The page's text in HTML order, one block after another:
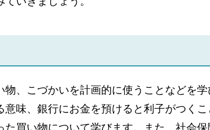
、こづかいを計画的に使うことなどを
味、銀行にお金を預けると利子がつく
買い物について学びます。また、社会